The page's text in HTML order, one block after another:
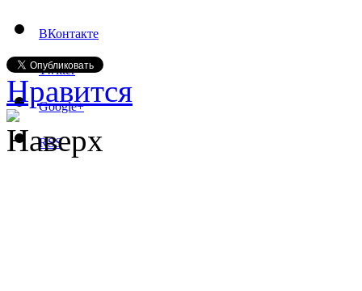
ВКонтакте
Twitter
Google+
RSS
Нравится
Наверх